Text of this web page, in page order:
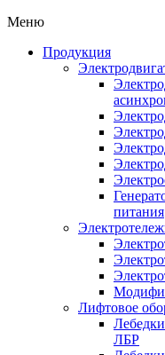
Меню
Продукция
питания
Лифтовое
ЛБР